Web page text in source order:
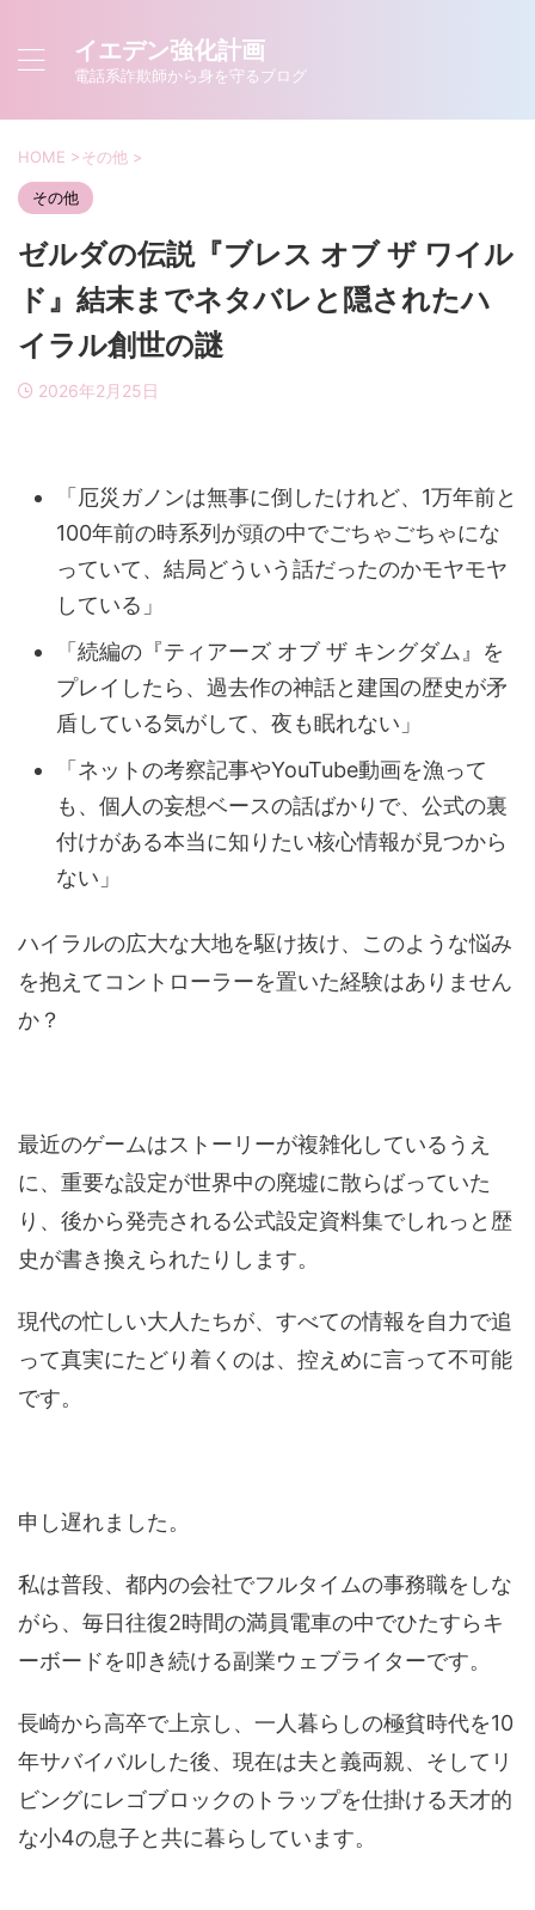
イエデン強化計画
電話系詐欺師から身を守るブログ
HOME >その他 >
その他
ゼルダの伝説『ブレス オブ ザ ワイル
ド』結末までネタバレと隠されたハ
イラル創世の謎
2026年2月25日
「厄災ガノンは無事に倒したけれど、1万年前と
100年前の時系列が頭の中でごちゃごちゃにな
っていて、結局どういう話だったのかモヤモヤ
している」
「続編の『ティアーズ オブ ザ キングダム』を
プレイしたら、過去作の神話と建国の歴史が矛
盾している気がして、夜も眠れない」
「ネットの考察記事やYouTube動画を漁って
も、個人の妄想ベースの話ばかりで、公式の裏
付けがある本当に知りたい核心情報が見つから
ない」
ハイラルの広大な大地を駆け抜け、このような悩み
を抱えてコントローラーを置いた経験はありません
か？
最近のゲームはストーリーが複雑化しているうえ
に、重要な設定が世界中の廃墟に散らばっていた
り、後から発売される公式設定資料集でしれっと歴
史が書き換えられたりします。
現代の忙しい大人たちが、すべての情報を自力で追
って真実にたどり着くのは、控えめに言って不可能
です。
申し遅れました。
私は普段、都内の会社でフルタイムの事務職をしな
がら、毎日往復2時間の満員電車の中でひたすらキ
ーボードを叩き続ける副業ウェブライターです。
長崎から高卒で上京し、一人暮らしの極貧時代を10
年サバイバルした後、現在は夫と義両親、そしてリ
ビングにレゴブロックのトラップを仕掛ける天才的
な小4の息子と共に暮らしています。